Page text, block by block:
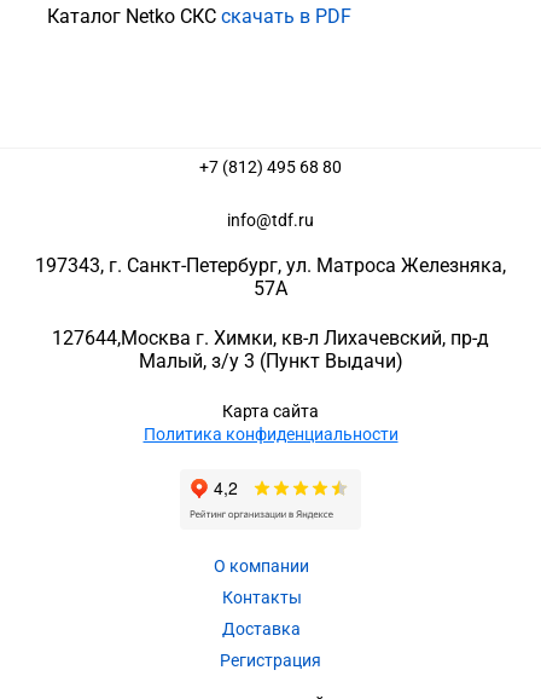
Каталог Netko СКС скачать в PDF
+7 (812) 495 68 80
info@tdf.ru
197343, г. Санкт-Петербург, ул. Матроса Железняка,
57A
127644,Москва г. Химки, кв-л Лихачевский, пр-д
Малый, з/у 3 (Пункт Выдачи)
Карта сайта
Политика конфиденциальности
О компании
Контакты
Доставка
Регистрация